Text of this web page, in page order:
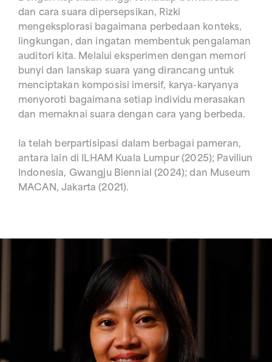
dan cara suara dipersepsikan, Rizki
mengeksplorasi bagaimana perbedaan konteks,
lingkungan, dan ingatan membentuk pengalaman
auditori kita. Melalui eksperimen dengan memori
bunyi dan lanskap suara yang dirancang untuk
menciptakan komposisi imersif, karya-karyanya
menyoroti bagaimana setiap individu merasakan
dan memaknai suara dengan cara yang berbeda.
Ia telah berpartisipasi dalam berbagai pameran,
antara lain di ILHAM Kuala Lumpur (2025); Paviliun
Indonesia, Gwangju Biennial (2024); dan Museum
MACAN, Jakarta (2021).